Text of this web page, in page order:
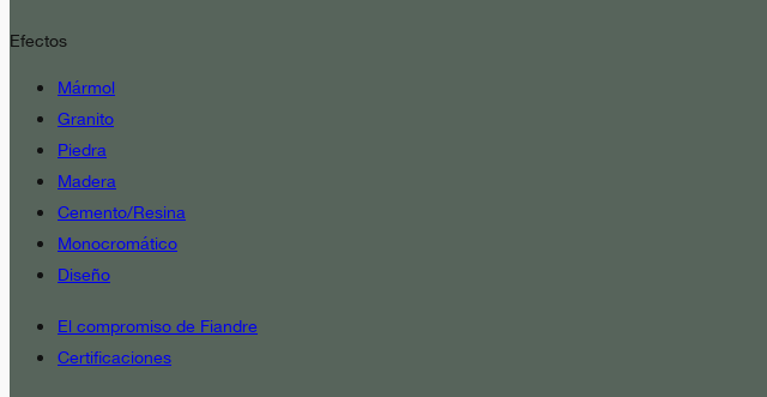
Efectos
Mármol
Granito
Piedra
Madera
Cemento/Resina
Monocromático
Diseño
El compromiso de Fiandre
Certificaciones